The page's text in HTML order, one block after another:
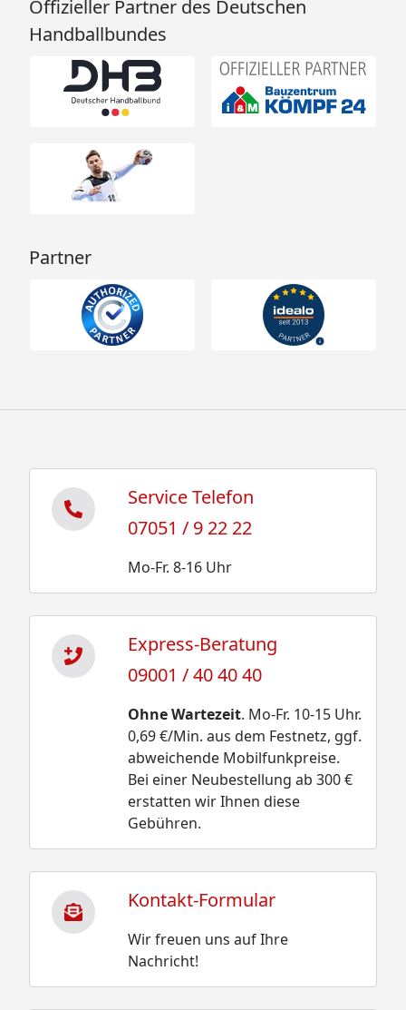
Offizieller Partner des Deutschen
Handballbundes
Partner
Service Telefon
07051 / 9 22 22
Mo-Fr. 8-16 Uhr
Express-Beratung
09001 / 40 40 40
Ohne Wartezeit. Mo-Fr. 10-15 Uhr.
0,69 €/Min. aus dem Festnetz, ggf.
abweichende Mobilfunkpreise.
Bei einer Neubestellung ab 300 €
erstatten wir Ihnen diese
Gebühren.
Kontakt-Formular
Wir freuen uns auf Ihre
Nachricht!